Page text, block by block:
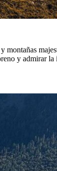
y admirar